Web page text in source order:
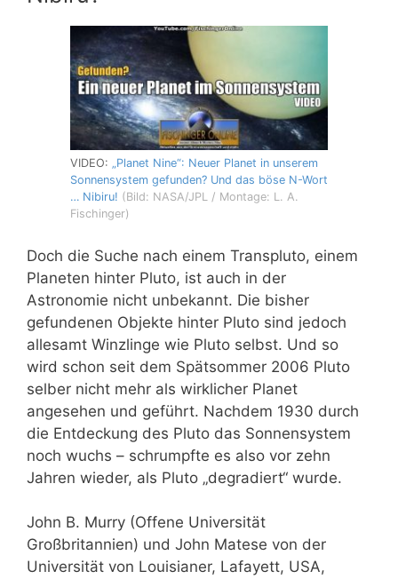
VIDEO: „Planet Nine“: Neuer Planet in unserem
Sonnensystem gefunden? Und das böse N-Wort
… Nibiru! (Bild: NASA/JPL / Montage: L. A.
Fischinger)
Doch die Suche nach einem Transpluto, einem
Planeten hinter Pluto, ist auch in der
Astronomie nicht unbekannt. Die bisher
gefundenen Objekte hinter Pluto sind jedoch
allesamt Winzlinge wie Pluto selbst. Und so
wird schon seit dem Spätsommer 2006 Pluto
selber nicht mehr als wirklicher Planet
angesehen und geführt. Nachdem 1930 durch
die Entdeckung des Pluto das Sonnensystem
noch wuchs – schrumpfte es also vor zehn
Jahren wieder, als Pluto „degradiert“ wurde.
John B. Murry (Offene Universität
Großbritannien) und John Matese von der
Universität von Louisianer, Lafayett, USA,